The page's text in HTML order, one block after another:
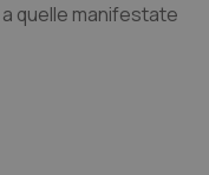
quelle manifestate